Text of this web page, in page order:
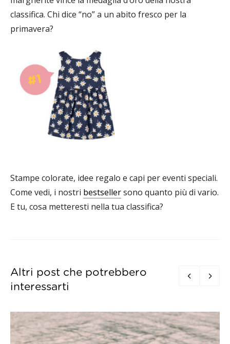
classifica. Chi dice “no” a un abito fresco per la
primavera?
Stampe colorate, idee regalo e capi per eventi speciali.
Come vedi, i nostri bestsellersono quanto più di vario.
E tu, cosa metteresti nella tua classifica?
Altri post che potrebbero
interessarti